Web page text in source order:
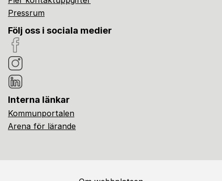
Pressrum
Följ oss i sociala medier
Interna länkar
Kommunportalen
Arena för lärande